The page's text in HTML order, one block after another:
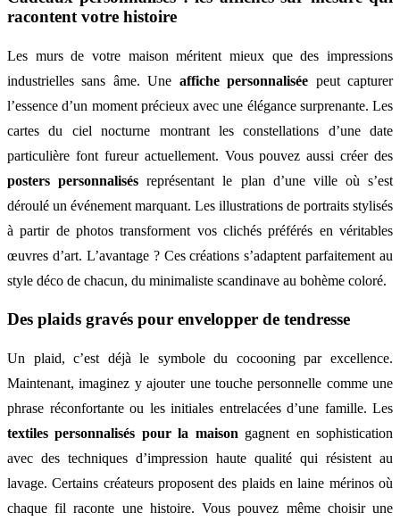
racontent votre histoire
Les murs de votre maison méritent mieux que des impressions
industrielles sans âme. Une affiche personnalisée peut capturer
l’essence d’un moment précieux avec une élégance surprenante. Les
cartes du ciel nocturne montrant les constellations d’une date
particulière font fureur actuellement. Vous pouvez aussi créer des
posters personnalisés représentant le plan d’une ville où s’est
déroulé un événement marquant. Les illustrations de portraits stylisés
à partir de photos transforment vos clichés préférés en véritables
œuvres d’art. L’avantage ? Ces créations s’adaptent parfaitement au
style déco de chacun, du minimaliste scandinave au bohème coloré.
Des plaids gravés pour envelopper de tendresse
Un plaid, c’est déjà le symbole du cocooning par excellence.
Maintenant, imaginez y ajouter une touche personnelle comme une
phrase réconfortante ou les initiales entrelacées d’une famille. Les
textiles personnalisés pour la maison gagnent en sophistication
avec des techniques d’impression haute qualité qui résistent au
lavage. Certains créateurs proposent des plaids en laine mérinos où
chaque fil raconte une histoire. Vous pouvez même choisir une